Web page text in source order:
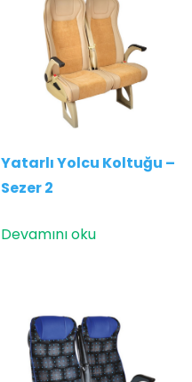
Yatarlı Yolcu Koltuğu –
Sezer 2
Devamını oku